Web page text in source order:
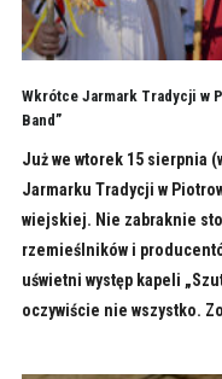
Wkrótce Jarmark Tradycji w
Band”
Już we wtorek 15 sierpnia
Jarmarku Tradycji w
wiejskiej. Nie zabraknie
rzemieślników i
uświetni występ kapeli
oczywiście nie wszystko.